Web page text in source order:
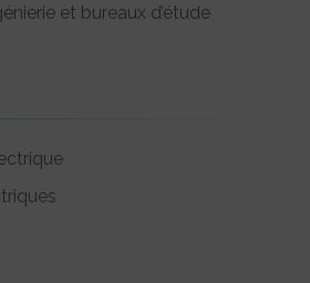
et bureaux d’étude